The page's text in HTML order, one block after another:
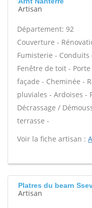
Artisan
Département: 92
Couverture -
Fumisterie -
Fenêtre de toit -
façade - Cheminée -
pluviales - Ardoises -
Décrassage /
terrasse -
Voir la fiche artisan :
Platres du bearn
Artisan